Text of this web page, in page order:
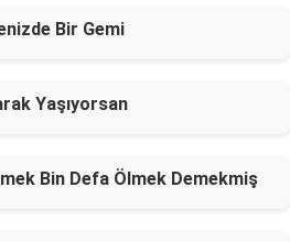
Bir Gemi
Yaşıyorsan
Bin Defa Ölmek Demekmiş